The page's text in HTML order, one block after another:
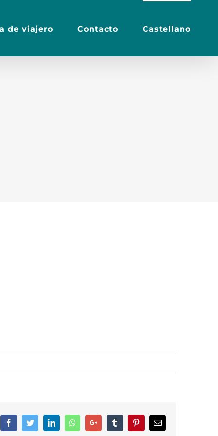
de viajero Contacto Castellano
FacebookTwitterLinkedInWhatsappGoogle+ Tumblr PinterestEmail